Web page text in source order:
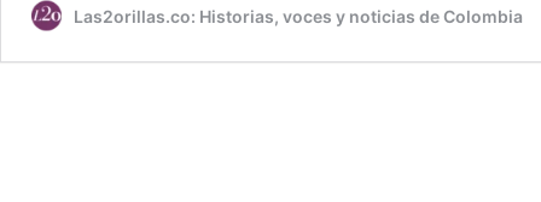
Las2orillas.co: Historias, voces y noticias de Colombia